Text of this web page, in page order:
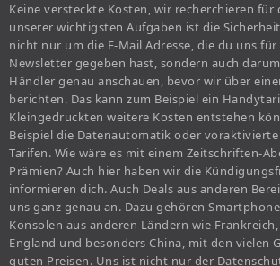
Keine versteckte Kosten, wir recherchieren für
unserer wichtigsten Aufgaben ist die
nicht nur um die E-Mail Adresse, die du uns
Newsletter gegeben hast, sondern auch
Händler genau anschauen, bevor wir über
berichten. Das kann zum Beispiel ein
Kleingedruckten weitere Kosten entstehen
Beispiel die Datenautomatik oder
Tarifen. Wie wäre es mit einem Zeitschriften-
Prämien? Auch hier haben wir die
informieren dich. Auch Deals aus anderen
uns ganz genau an. Dazu gehören
Konsolen aus anderen Ländern wie
England und besonders China, mit den vielen
guten Preisen. Uns ist nicht nur der